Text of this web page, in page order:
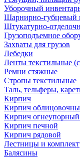
Уборочный
Шарнирно-губцевый
Штукатурно-
Грузоподъемное
Захваты для грузов
Лебедки
Ленты текстильные
Ремни стяжные
Стропы текстильные
Таль, тельферы,
Кирпич
Кирпич
Кирпич
Кирпич печной
Кирпич рядовой
Лестницы и
Балясины